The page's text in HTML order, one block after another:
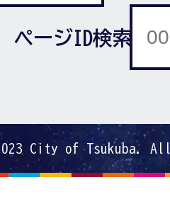
ページID検索
City of Tsukuba.